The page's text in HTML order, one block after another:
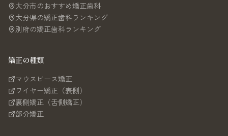
大分市のおすすめ矯正歯科
大分県の矯正歯科ランキング
別府の矯正歯科ランキング
矯正の種類
マウスピース矯正
ワイヤー矯正（表側）
裏側矯正（舌側矯正）
部分矯正